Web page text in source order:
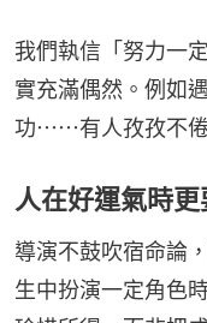
我們執信「努力一
實充滿偶然。例如
功⋯⋯有人孜孜不倦
人在好運氣時
導演不鼓吹宿命論
生中扮演一定角色